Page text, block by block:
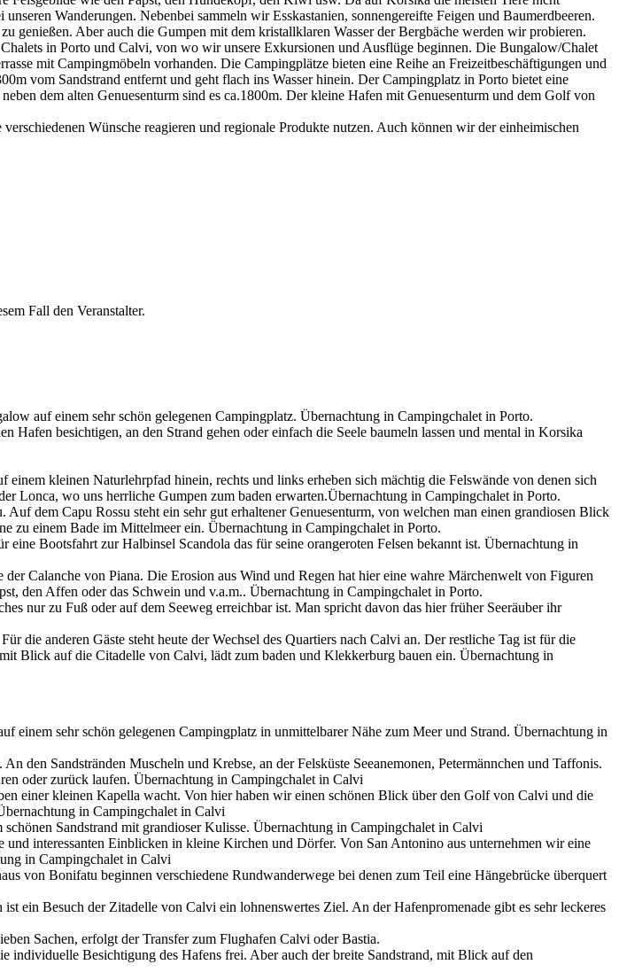
Wanderungen. Nebenbei sammeln wir Esskastanien, sonnengereifte Feigen und Baumerdbeeren.
genießen. Aber auch die Gumpen mit dem kristallklaren Wasser der Bergbäche werden wir probieren.
in Porto und Calvi, von wo wir unsere Exkursionen und Ausflüge beginnen. Die Bungalow/Chalet
mit Campingmöbeln vorhanden. Die Campingplätze bieten eine Reihe an Freizeitbeschäftigungen und
vom Sandstrand entfernt und geht flach ins Wasser hinein. Der Campingplatz in Porto bietet eine
dem alten Genuesenturm sind es ca.1800m. Der kleine Hafen mit Genuesenturm und dem Golf von
Wünsche reagieren und regionale Produkte nutzen. Auch können wir der einheimischen
Fall den Veranstalter.
auf einem sehr schön gelegenen Campingplatz. Übernachtung in Campingchalet in Porto.
besichtigen, an den Strand gehen oder einfach die Seele baumeln lassen und mental in Korsika
kleinen Naturlehrpfad hinein, rechts und links erheben sich mächtig die Felswände von denen sich
Lonca, wo uns herrliche Gumpen zum baden erwarten.Übernachtung in Campingchalet in Porto.
dem Capu Rossu steht ein sehr gut erhaltener Genuesenturm, von welchen man einen grandiosen Blick
zu einem Bade im Mittelmeer ein. Übernachtung in Campingchalet in Porto.
Bootsfahrt zur Halbinsel Scandola das für seine orangeroten Felsen bekannt ist. Übernachtung in
Calanche von Piana. Die Erosion aus Wind und Regen hat hier eine wahre Märchenwelt von Figuren
den Affen oder das Schwein und v.a.m.. Übernachtung in Campingchalet in Porto.
nur zu Fuß oder auf dem Seeweg erreichbar ist. Man spricht davon das hier früher Seeräuber ihr
die anderen Gäste steht heute der Wechsel des Quartiers nach Calvi an. Der restliche Tag ist für die
Blick auf die Citadelle von Calvi, lädt zum baden und Klekkerburg bauen ein. Übernachtung in
einem sehr schön gelegenen Campingplatz in unmittelbarer Nähe zum Meer und Strand. Übernachtung in
den Sandstränden Muscheln und Krebse, an der Felsküste Seeanemonen, Petermännchen und Taffonis.
oder zurück laufen. Übernachtung in Campingchalet in Calvi
einer kleinen Kapella wacht. Von hier haben wir einen schönen Blick über den Golf von Calvi und die
in Campingchalet in Calvi
Sandstrand mit grandioser Kulisse. Übernachtung in Campingchalet in Calvi
interessanten Einblicken in kleine Kirchen und Dörfer. Von San Antonino aus unternehmen wir eine
in Campingchalet in Calvi
von Bonifatu beginnen verschiedene Rundwanderwege bei denen zum Teil eine Hängebrücke überquert
ein Besuch der Zitadelle von Calvi ein lohnenswertes Ziel. An der Hafenpromenade gibt es sehr leckeres
Sachen, erfolgt der Transfer zum Flughafen Calvi oder Bastia.
individuelle Besichtigung des Hafens frei. Aber auch der breite Sandstrand, mit Blick auf den